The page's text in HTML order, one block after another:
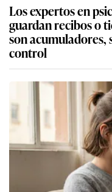
Los expertos en
guardan recibos o
son acumuladores,
control